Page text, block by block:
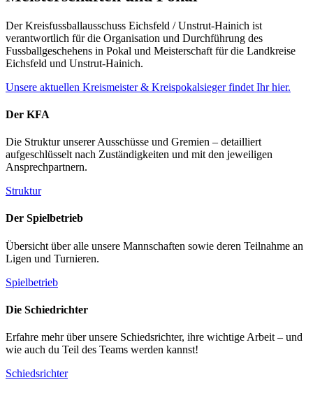
Der Kreisfussballausschuss Eichsfeld / Unstrut-Hainich ist
verantwortlich für die Organisation und Durchführung des
Fussballgeschehens in Pokal und Meisterschaft für die Landkreise
Eichsfeld und Unstrut-Hainich.
Unsere aktuellen Kreismeister & Kreispokalsieger findet Ihr hier.
Der KFA
Die Struktur unserer Ausschüsse und Gremien – detailliert
aufgeschlüsselt nach Zuständigkeiten und mit den jeweiligen
Ansprechpartnern.
Struktur
Der Spielbetrieb
Übersicht über alle unsere Mannschaften sowie deren Teilnahme an
Ligen und Turnieren.
Spielbetrieb
Die Schiedrichter
Erfahre mehr über unsere Schiedsrichter, ihre wichtige Arbeit – und
wie auch du Teil des Teams werden kannst!
Schiedsrichter